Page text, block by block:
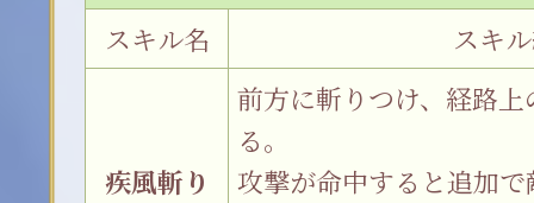
スキル名 スキ
疾風斬り
前方に斬りつけ、経路
る。
攻撃が命中すると追加